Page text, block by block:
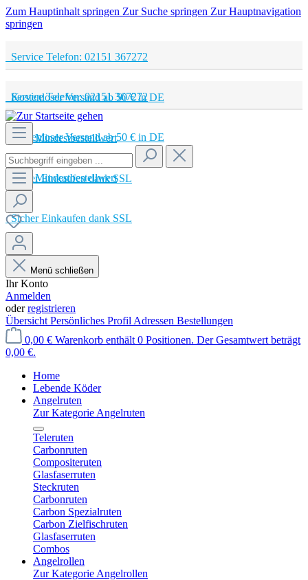
Zum Hauptinhalt springen Zur Suche springen Zur Hauptnavigation
springen
Service Telefon: 02151 367272
Kostenloser Versand ab 50 € in DE
Kein Mindestbestellwert
Sicher Einkaufen dank SSL
Service Telefon: 02151 367272
Kostenloser Versand ab 50 € in DE
Kein Mindestbestellwert
Sicher Einkaufen dank SSL
Menü schließen
Ihr Konto
Anmelden
oderregistrieren
Übersicht Persönliches Profil Adressen Bestellungen
0,00 € Warenkorb enthält 0 Positionen. Der Gesamtwert beträgt
0,00 €.
Home
Lebende Köder
Angelruten
Zur Kategorie Angelruten
Teleruten
Carbonruten
Compositeruten
Glasfaserruten
Steckruten
Carbonruten
Carbon Spezialruten
Carbon Zielfischruten
Glasfaserruten
Combos
Angelrollen
Zur Kategorie Angelrollen